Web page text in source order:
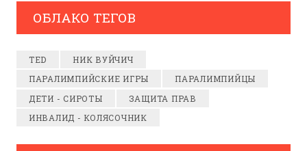
ОБЛАКО ТЕГОВ
TED
НИК ВУЙЧИЧ
ПАРАЛИМПИЙСКИЕ ИГРЫ
ПАРАЛИМПИЙЦЫ
ДЕТИ - СИРОТЫ
ЗАЩИТА ПРАВ
ИНВАЛИД - КОЛЯСОЧНИК